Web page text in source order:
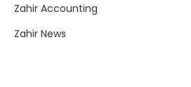
Zahir Accounting
Zahir News